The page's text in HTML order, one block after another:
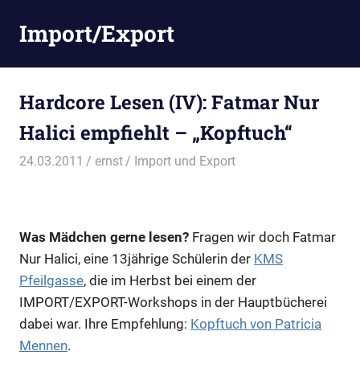
InhaltImport/Export
Hardcore Lesen (IV): Fatmar Nur
Halici empfiehlt – „Kopftuch“
24.03.2011 ernst Import und Export
Was Mädchen gerne lesen? Fragen wir doch Fatmar
Nur Halici, eine 13jährige Schülerin der KMS
Pfeilgasse, die im Herbst bei einem der
IMPORT/EXPORT-Workshops in der Hauptbücherei
dabei war. Ihre Empfehlung: Kopftuch von Patricia
Mennen.